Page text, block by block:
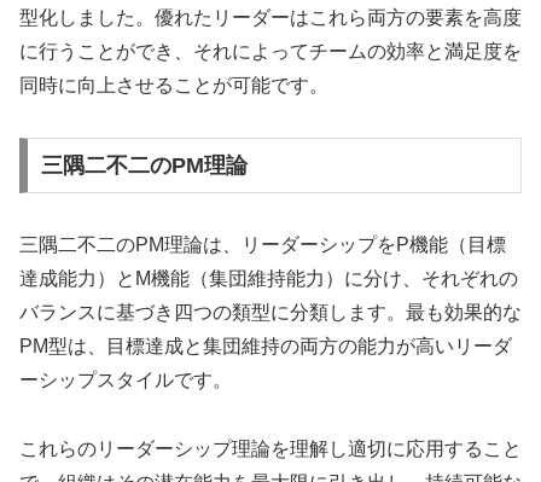
型化しました。優れたリーダーはこれら両方の要素を高度
に行うことができ、それによってチームの効率と満足度を
同時に向上させることが可能です。
三隅二不二のPM理論
三隅二不二のPM理論は、リーダーシップをP機能（目標
達成能力）とM機能（集団維持能力）に分け、それぞれの
バランスに基づき四つの類型に分類します。最も効果的な
PM型は、目標達成と集団維持の両方の能力が高いリーダ
ーシップスタイルです。
これらのリーダーシップ理論を理解し適切に応用すること